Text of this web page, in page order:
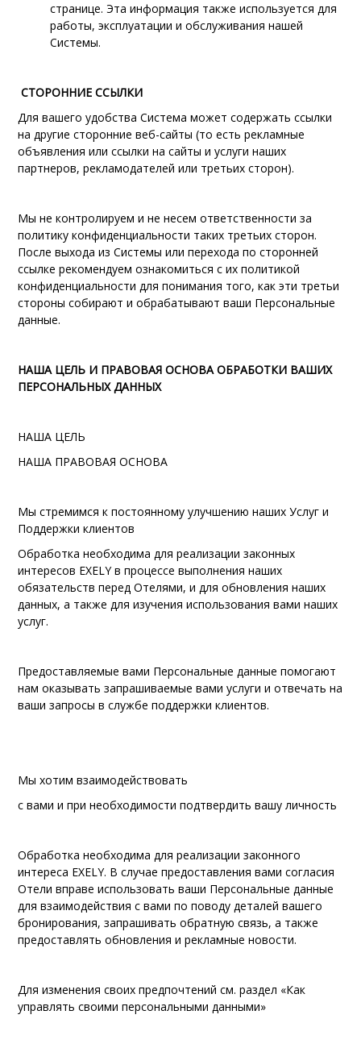
странице. Эта информация также используется для
работы, эксплуатации и обслуживания нашей
Системы.
СТОРОННИЕ ССЫЛКИ
Для вашего удобства Система может содержать ссылки
на другие сторонние веб-сайты (то есть рекламные
объявления или ссылки на сайты и услуги наших
партнеров, рекламодателей или третьих сторон).
Мы не контролируем и не несем ответственности за
политику конфиденциальности таких третьих сторон.
После выхода из Системы или перехода по сторонней
ссылке рекомендуем ознакомиться с их политикой
конфиденциальности для понимания того, как эти третьи
стороны собирают и обрабатывают ваши Персональные
данные.
НАША ЦЕЛЬ И ПРАВОВАЯ ОСНОВА ОБРАБОТКИ ВАШИХ
ПЕРСОНАЛЬНЫХ ДАННЫХ
НАША ЦЕЛЬ
НАША ПРАВОВАЯ ОСНОВА
Мы стремимся к постоянному улучшению наших Услуг и
Поддержки клиентов
Обработка необходима для реализации законных
интересов EXELY в процессе выполнения наших
обязательств перед Отелями, и для обновления наших
данных, а также для изучения использования вами наших
услуг.
Предоставляемые вами Персональные данные помогают
нам оказывать запрашиваемые вами услуги и отвечать на
ваши запросы в службе поддержки клиентов.
Мы хотим взаимодействовать
с вами и при необходимости подтвердить вашу личность
Обработка необходима для реализации законного
интереса EXELY. В случае предоставления вами согласия
Отели вправе использовать ваши Персональные данные
для взаимодействия с вами по поводу деталей вашего
бронирования, запрашивать обратную связь, а также
предоставлять обновления и рекламные новости.
Для изменения своих предпочтений см. раздел «Как
управлять своими персональными данными»